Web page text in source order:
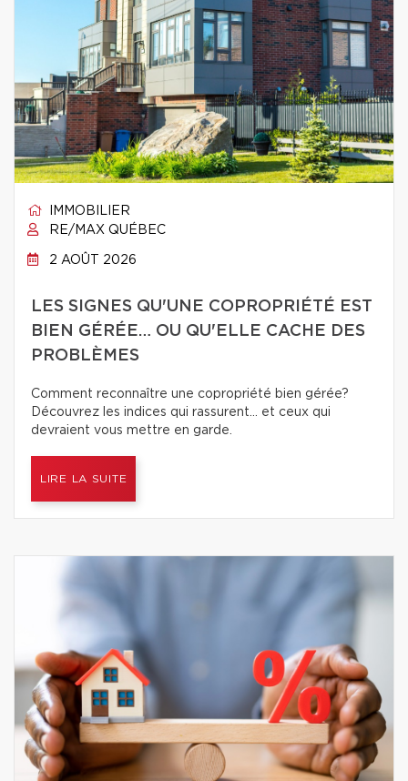
IMMOBILIER
RE/MAX QUÉBEC
2 AOÛT 2026
LES SIGNES QU'UNE COPROPRIÉTÉ EST
BIEN GÉRÉE… OU QU'ELLE CACHE DES
PROBLÈMES
Comment reconnaître une copropriété bien gérée?
Découvrez les indices qui rassurent… et ceux qui
devraient vous mettre en garde.
LIRE LA SUITE